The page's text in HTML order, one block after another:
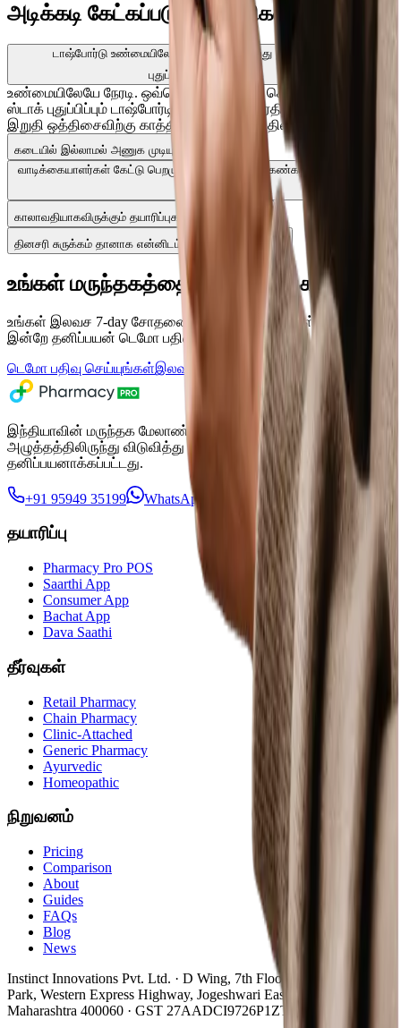
அடிக்கடி கேட்கப்படும் கேள்விகள்
டாஷ்போர்டு உண்மையிலேயே நேரடியா, அல்லது நாளொரு முறை
புதுப்பிக்கப்படுமா?
உண்மையிலேயே நேரடி. ஒவ்வொரு விற்பனை, கொள்முதல் மற்றும்
ஸ்டாக் புதுப்பிப்பும் டாஷ்போர்டில் உடனடியாக பிரதிபலிக்கும் — நாள்
இறுதி ஒத்திசைவிற்கு காத்திருக்க வேண்டியதில்லை.
கடையில் இல்லாமல் அணுக முடியுமா?
வாடிக்கையாளர்கள் கேட்டு பெறமுடியாமல் போனதை கண்காணிக்க முடியுமா?
காலாவதியாகவிருக்கும் தயாரிப்புகளை காட்டுமா?
தினசரி சுருக்கம் தானாக என்னிடம் அனுப்ப முடியுமா?
உங்கள் மருந்தகத்தை எளிமையாக்க தயாரா?
உங்கள் இலவச 7-day சோதனையைத் தொடங்குங்கள் அல்லது
இன்றே தனிப்பயன் டெமோ பதிவு செய்யுங்கள்.
டெமோ பதிவு செய்யுங்கள்இலவசமாக முயற்சிக்கவும்
இந்தியாவின் மருந்தக மேலாண்மை மென்பொருள் — உங்களை மன
அழுத்தத்திலிருந்து விடுவித்து செயல்திறனை மேம்படுத்த
தனிப்பயனாக்கப்பட்டது.
+91 95949 35199 WhatsApp-இல் அரட்டையடிக்கவும்
தயாரிப்பு
Pharmacy Pro POS
Saarthi App
Consumer App
Bachat App
Dava Saathi
தீர்வுகள்
Retail Pharmacy
Chain Pharmacy
Clinic-Attached
Generic Pharmacy
Ayurvedic
Homeopathic
நிறுவனம்
Pricing
Comparison
About
Guides
FAQs
Blog
News
Instinct Innovations Pvt. Ltd. · D Wing, 7th Floor, Lotus Corporate
Park, Western Express Highway, Jogeshwari East
Maharashtra 400060 · GST 27AADCI9726P1ZT